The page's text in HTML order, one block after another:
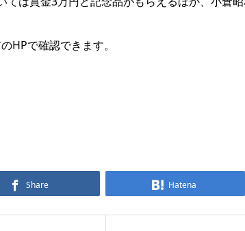
HPで確認できます。
Share Hatena